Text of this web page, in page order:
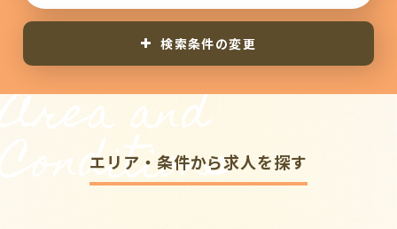
検索条件の変更
Area and
Conditions
エリア・条件から求人を探す